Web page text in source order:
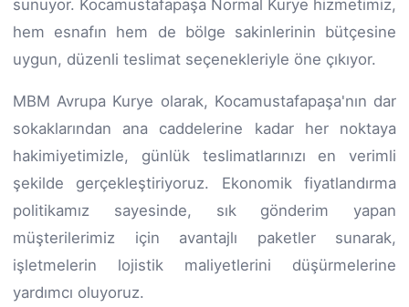
sunuyor. Kocamustafapaşa Normal Kurye hizmetimiz,
hem esnafın hem de bölge sakinlerinin bütçesine
uygun, düzenli teslimat seçenekleriyle öne çıkıyor.
MBM Avrupa Kurye olarak, Kocamustafapaşa'nın dar
sokaklarından ana caddelerine kadar her noktaya
hakimiyetimizle, günlük teslimatlarınızı en verimli
şekilde gerçekleştiriyoruz. Ekonomik fiyatlandırma
politikamız sayesinde, sık gönderim yapan
müşterilerimiz için avantajlı paketler sunarak,
işletmelerin lojistik maliyetlerini düşürmelerine
yardımcı oluyoruz.